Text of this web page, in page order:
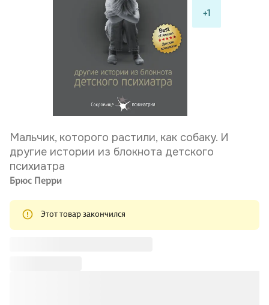
+1
Мальчик, которого растили, как собаку. И
другие истории из блокнота детского
психиатра
Брюс Перри
Этот товар закончился